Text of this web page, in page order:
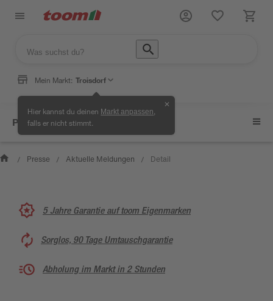
Mein Markt: Troisdorf
Hier kannst du deinen Markt anpassen
falls er nicht stimmt.
✕
Presse
/ Presse / Aktuelle Meldungen / Detail
5 Jahre Garantie auf toom Eigenmarken
Sorglos, 90 Tage Umtauschgarantie
Abholung im Markt in 2 Stunden